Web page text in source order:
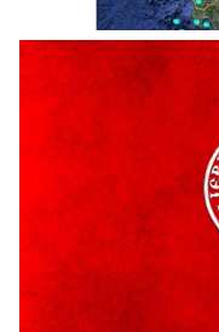
6 Αυγούστου 2026
H παραδοχή λαθών
5 Αυγούστου 2026
Ο ΑΝΔΡΕΑΣ ΑΣΛΑΝΙΔΗΣ
ΓΡΕΒΕΝΩΝ
5 Αυγούστου 2026
Ευχαριστήριο
Παρασχάκη Αθανάσιο
5 Αυγούστου 2026
Διακοπή